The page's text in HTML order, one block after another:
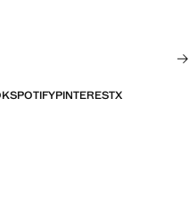
SPOTIFYPINTERESTX